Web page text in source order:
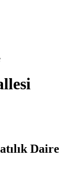
Daire